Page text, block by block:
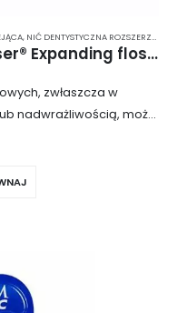
, NIĆ DENTYSTYCZNA ROZSZERZAJĄCA SIĘ
Nano WhiteWash Micro-Riser® Expanding floss – Rozszerzająca się nić dentystyczna z nanohydroksyapatytem
zwłaszcza w
nadwrażliwością, może
więcej szkody
kaleczyć zęby i